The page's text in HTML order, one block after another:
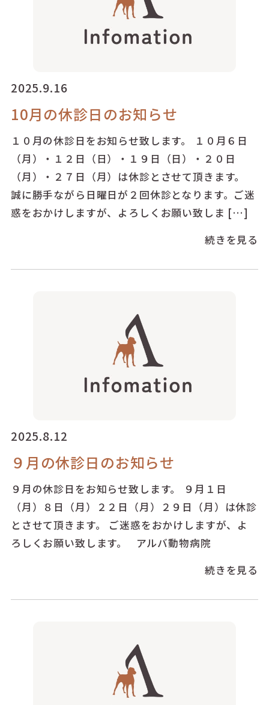
2025.9.16
10月の休診日のお知らせ
１０月の休診日をお知らせ致します。 １０月６日
（月）・１２日（日）・１９日（日）・２０日
（月）・２７日（月）は休診とさせて頂きます。
誠に勝手ながら日曜日が２回休診となります。ご迷
惑をおかけしますが、よろしくお願い致しま […]
続きを見る
2025.8.12
９月の休診日のお知らせ
９月の休診日をお知らせ致します。 ９月１日
（月）８日（月）２２日（月）２９日（月）は休診
とさせて頂きます。 ご迷惑をおかけしますが、よ
ろしくお願い致します。 アルバ動物病院
続きを見る